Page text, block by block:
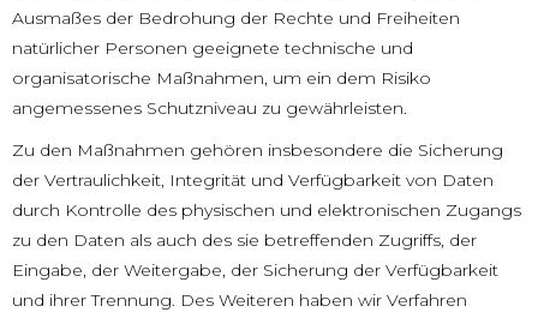
Ausmaßes der Bedrohung der Rechte und Freiheiten
natürlicher Personen geeignete technische und
organisatorische Maßnahmen, um ein dem Risiko
angemessenes Schutzniveau zu gewährleisten.
Zu den Maßnahmen gehören insbesondere die Sicherung
der Vertraulichkeit, Integrität und Verfügbarkeit von Daten
durch Kontrolle des physischen und elektronischen Zugangs
zu den Daten als auch des sie betreffenden Zugriffs, der
Eingabe, der Weitergabe, der Sicherung der Verfügbarkeit
und ihrer Trennung. Des Weiteren haben wir Verfahren